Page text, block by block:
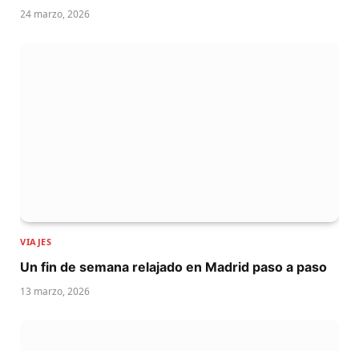
24 marzo, 2026
VIAJES
Un fin de semana relajado en Madrid paso a paso
13 marzo, 2026